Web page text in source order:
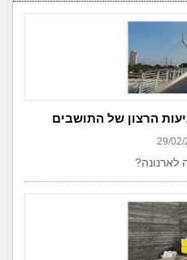
הרצון של התושבים
29/02/
לארנונה?